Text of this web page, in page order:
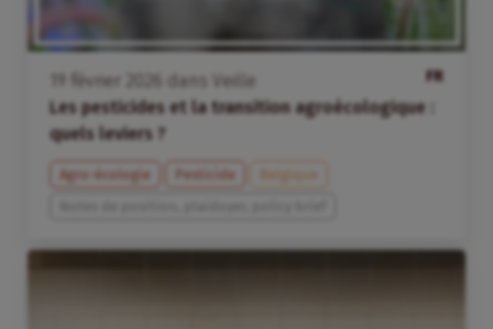
FR
février dans
Veille
Les pesticides et la transition agroécologique :
quels leviers ?
Agro-écologie Pesticide
Belgique